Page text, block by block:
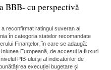
BBB- cu perspectivă
reconfirmat ratingul suveran al
în categoria statelor recomandate
Finanțelor, în care se adaugă:
Europeanã, de accesul la fluxuri
PIB-ului și al indicatorilor de
execuției bugetare și